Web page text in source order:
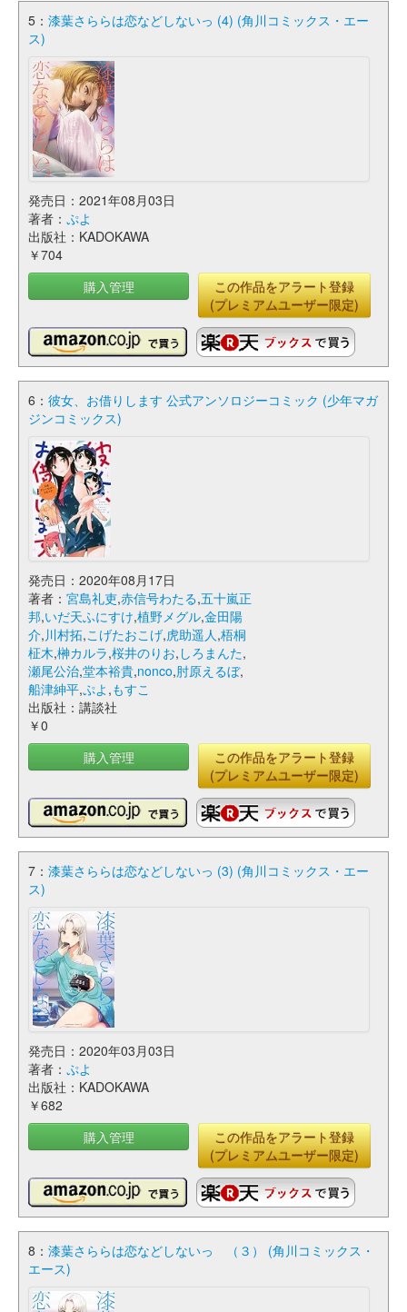
5： 漆葉さららは恋などしないっ (4) (角川コミックス・エー
ス)
発売日：2021年08月03日
著者： ぷよ
出版社：KADOKAWA
￥704
購入管理
この作品をアラート登録
(プレミアムユーザー限定)
6： 彼女、お借りします 公式アンソロジーコミック (少年マガ
ジンコミックス)
発売日：2020年08月17日
著者： 宮島礼吏,赤信号わたる,五十嵐正
邦,いだ天ふにすけ,植野メグル,金田陽
介,川村拓,こげたおこげ,虎助遥人,梧桐
柾木,榊カルラ,桜井のりお, しろまんた,
瀬尾公治,堂本裕貴,nonco,肘原えるぼ,
船津紳平,ぷよ ,もすこ
出版社：講談社
￥0
購入管理
この作品をアラート登録
(プレミアムユーザー限定)
7： 漆葉さららは恋などしないっ (3) (角川コミックス・エー
ス)
発売日：2020年03月03日
著者： ぷよ
出版社：KADOKAWA
￥682
購入管理
この作品をアラート登録
(プレミアムユーザー限定)
8： 漆葉さららは恋などしないっ （３） (角川コミックス・
エース)